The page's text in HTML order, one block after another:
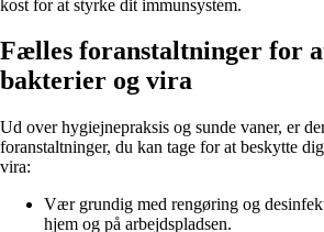
kost for at styrke dit immunsystem.
Fælles foranstaltninger for
bakterier og vira
Ud over hygiejnepraksis og sunde vaner, er
foranstaltninger, du kan tage for at beskytte
vira:
Vær grundig med rengøring og
hjem og på arbejdspladsen.